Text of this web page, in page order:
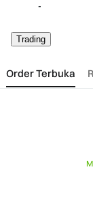
-
Trading
Order Terbuka